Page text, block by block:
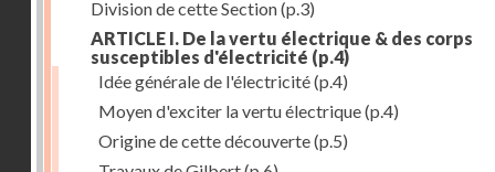
Division de cette Section(p.3)
ARTICLE I. De la vertu électrique & des corps
susceptibles d'électricité (p.4)
Idée générale de l'électricité(p.4)
Moyen d'exciter la vertu électrique(p.4)
Origine de cette découverte(p.5)